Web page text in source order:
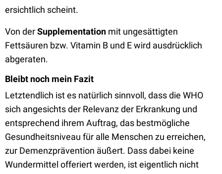
ersichtlich scheint.
Von derSupplementation mit ungesättigten
Fettsäuren bzw. Vitamin B und E wird ausdrücklich
abgeraten.
Bleibt noch mein Fazit
Letztendlich ist es natürlich sinnvoll, dass die WHO
sich angesichts der Relevanz der Erkrankung und
entsprechend ihrem Auftrag, das bestmögliche
Gesundheitsniveau für alle Menschen zu erreichen,
zur Demenzprävention äußert. Dass dabei keine
Wundermittel offeriert werden, ist eigentlich nicht